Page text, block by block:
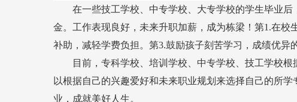
在一些技工学校、中专学校、大专学校的学生毕业
金。工作表现良好，未来升职加薪，成为栋梁！第1.在校
补助，减轻学费负担。第3.鼓励孩子刻苦学习，成绩优异
目前，专科学校、培训学校、中专学校、技工学校
以根据自己的兴趣爱好和未来职业规划来选择自己的所
业，成就美好人生。